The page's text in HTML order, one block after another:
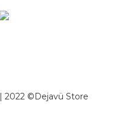
| 2022 ©Dejavü Store